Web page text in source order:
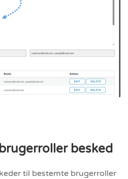
besked
til bestemte brugerroller